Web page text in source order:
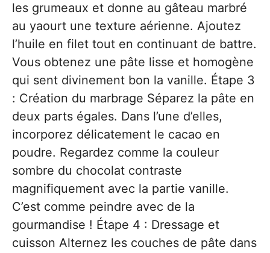
les grumeaux et donne au gâteau marbré
au yaourt une texture aérienne. Ajoutez
l’huile en filet tout en continuant de battre.
Vous obtenez une pâte lisse et homogène
qui sent divinement bon la vanille. Étape 3
: Création du marbrage Séparez la pâte en
deux parts égales. Dans l’une d’elles,
incorporez délicatement le cacao en
poudre. Regardez comme la couleur
sombre du chocolat contraste
magnifiquement avec la partie vanille.
C’est comme peindre avec de la
gourmandise ! Étape 4 : Dressage et
cuisson Alternez les couches de pâte dans